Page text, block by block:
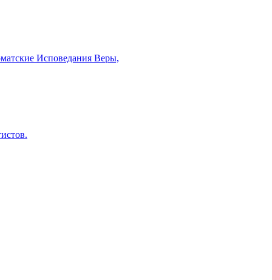
Исповедания Веры,